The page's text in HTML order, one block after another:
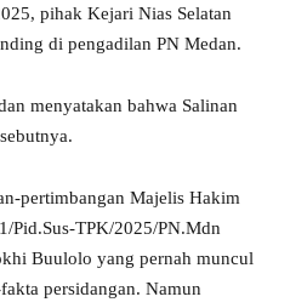
pihak Kejari Nias Selatan
di pengadilan PN Medan.
menyatakan bahwa Salinan
pertimbangan Majelis Hakim
Pid.Sus-TPK/2025/PN.Mdn
Buulolo yang pernah muncul
persidangan. Namun